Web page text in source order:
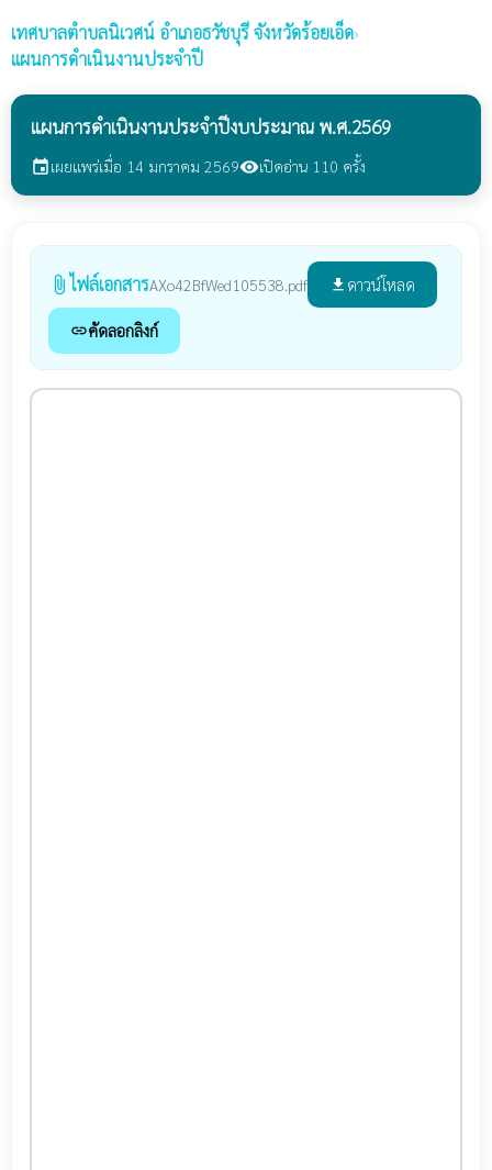
เทศบาลตำบลนิเวศน์ อำเภอธวัชบุรี จังหวัดร้อยเอ็ด›
แผนการดำเนินงานประจำปี
แผนการดำเนินงานประจำปีงบประมาณ พ.ศ.2569
eventเผยแพร่เมื่อ 14 มกราคม 2569visibilityเปิดอ่าน 110 ครั้ง
attach_file ไฟล์เอกสารAXo42BfWed105538.pdf file_download ดาวน์โหลด
linkคัดลอกลิงก์